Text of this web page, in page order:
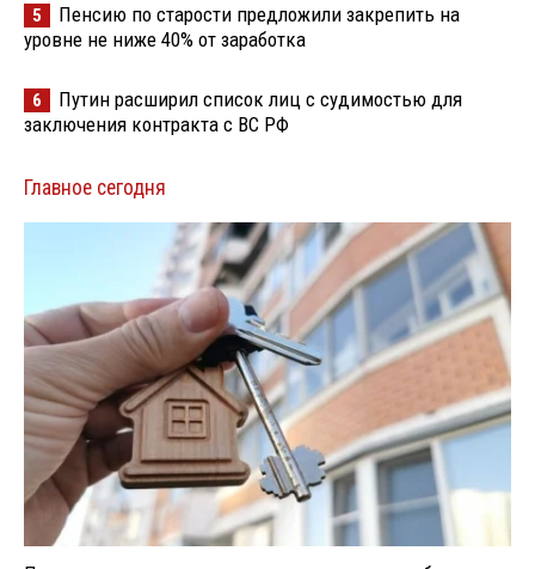
5
Пенсию по старости предложили закрепить на
уровне не ниже 40% от заработка
6
Путин расширил список лиц с судимостью для
заключения контракта с ВС РФ
Главное сегодня